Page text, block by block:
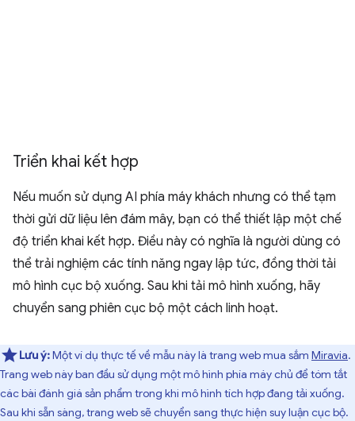
Triển khai kết hợp
Nếu muốn sử dụng AI phía máy khách nhưng có thể tạm
thời gửi dữ liệu lên đám mây, bạn có thể thiết lập một chế
độ triển khai kết hợp. Điều này có nghĩa là người dùng có
thể trải nghiệm các tính năng ngay lập tức, đồng thời tải
mô hình cục bộ xuống. Sau khi tải mô hình xuống, hãy
chuyển sang phiên cục bộ một cách linh hoạt.
Lưu ý:Một ví dụ thực tế về mẫu này là trang web mua sắm Miravia.
Trang web này ban đầu sử dụng một mô hình phía máy chủ để tóm tắt
các bài đánh giá sản phẩm trong khi mô hình tích hợp đang tải xuống.
Sau khi sẵn sàng, trang web sẽ chuyển sang thực hiện suy luận cục bộ.